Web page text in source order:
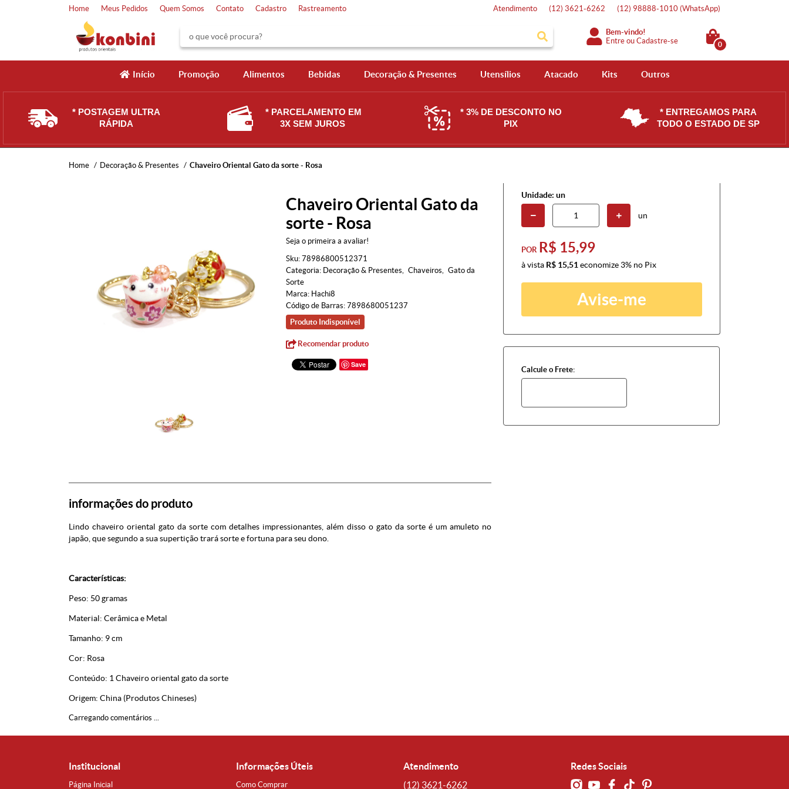
Home Meus Pedidos Quem Somos Contato Cadastro Rastreamento Atendimento (12) 3621-6262 (12) 98888-1010 (WhatsApp)
Bem-vindo!
Entre ouCadastre-se 0
Início Promoção Alimentos Bebidas Decoração & Presentes Utensílios Atacado Kits Outros
* POSTAGEM ULTRA
RÁPIDA
* PARCELAMENTO EM
3X SEM JUROS
* 3% DE DESCONTO NO
PIX
* ENTREGAMOS PARA
TODO O ESTADO DE SP
Home Decoração & Presentes Chaveiro Oriental Gato da sorte - Rosa
Chaveiro Oriental Gato da
sorte - Rosa
Seja o primeira a avaliar!
Sku: 78986800512371
Categoria: Decoração & Presentes Chaveiros
Gato da
Sorte
Marca: Hachi8
Código de Barras: 7898680051237
Produto Indisponível
Recomendar produto
Save
Unidade: un
un
POR R$ 15,99
à vista R$ 15,51 economize 3% no Pix
Avise-me
Calcule o Frete:
informações do produto
Lindo chaveiro oriental gato da sorte com detalhes impressionantes, além disso o gato da sorte é um amuleto no
japão, que segundo a sua supertição trará sorte e fortuna para seu dono.
Características:
Peso: 50 gramas
Material: Cerâmica e Metal
Tamanho: 9 cm
Cor: Rosa
Conteúdo: 1 Chaveiro oriental gato da sorte
Origem: China (Produtos Chineses)
Carregando comentários ...
Institucional
Página Inicial
Informações Úteis
Como Comprar
Atendimento
(12) 3621-6262
Redes Sociais